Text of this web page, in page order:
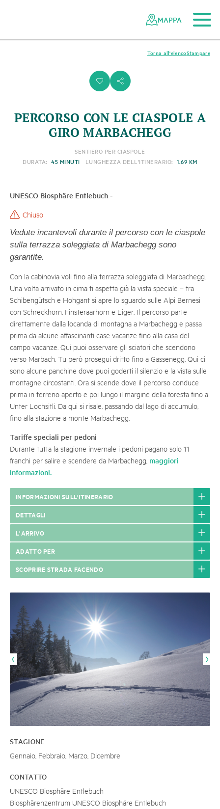
dei
MAPPA
i s
Stampare
Torna all'elenco
PERCORSO CON LE CIASPOLE A
GIRO MARBACHEGG
SENTIERO PER CIASPOLE
DURATA: 45 MINUTI LUNGHEZZA DELL'ITINERARIO: 1.69 KM
UNESCO Biosphäre Entlebuch -
Chiuso
Vedute incantevoli durante il percorso con le ciaspole
sulla terrazza soleggiata di Marbachegg sono
garantite.
Con la cabinovia voli fino alla terrazza soleggiata di Marbachegg.
Una volta arrivato in cima ti aspetta già la vista speciale – tra
Schibengütsch e Hohgant si apre lo sguardo sulle Alpi Bernesi
con Schreckhorn, Finsteraarhorn e Eiger. Il percorso parte
direttamente dalla locanda di montagna a Marbachegg e passa
prima da alcune affascinanti case vacanze fino alla casa del
campo vacanze. Qui puoi osservare gli sciatori che scendono
verso Marbach. Tu però prosegui dritto fino a Gassenegg. Qui ci
sono alcune panchine dove puoi goderti il silenzio e la vista sulle
montagne circostanti. Ora si scende dove il percorso conduce
prima in terreno aperto e poi lungo il margine della foresta fino a
Unter Lochsitli. Da qui si risale, passando dal lago di accumulo,
fino alla stazione a monte Marbachegg.
Tariffe speciali per pedoni
Durante tutta la stagione invernale i pedoni pagano solo 11
franchi per salire e scendere da Marbachegg, maggiori
informazioni.
INFORMAZIONI SULL'ITINERARIO
DETTAGLI
L'ARRIVO
ADATTO PER
SCOPRIRE STRADA FACENDO
STAGIONE
Gennaio, Febbraio, Marzo, Dicembre
CONTATTO
UNESCO Biosphäre Entlebuch
Biosphärenzentrum UNESCO Biosphäre Entlebuch